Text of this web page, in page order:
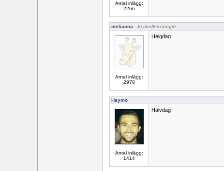
Antal inlägg:
2266
melianna - Ej medlem längre
Antal inlägg:
2978
Helgdag
Haymo
Antal inlägg:
1414
Halvdag